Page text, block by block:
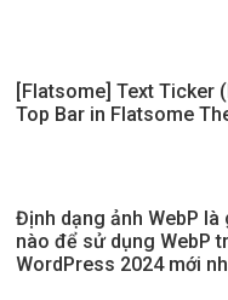
[Flatsome] Text Ticker
Top Bar in Flatsome
Định dạng ảnh WebP là
nào để sử dụng WebP
WordPress 2024 mới